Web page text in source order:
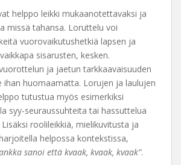
helppo leikki mukaanotettavaksi ja
missä tahansa. Loruttelu voi
vuorovaikutushetkiä lapsen ja
sisarusten, kesken.
ja jaetun tarkkaavaisuuden
ihan huomaamatta. Lorujen ja laulujen
tutustua myös esimerkiksi
syy-seuraussuhteita tai hassuttelua
roolileikkiä, mielikuvitusta ja
helpossa kontekstissa,
sanoi että kvaak, kvaak, kvaak”.